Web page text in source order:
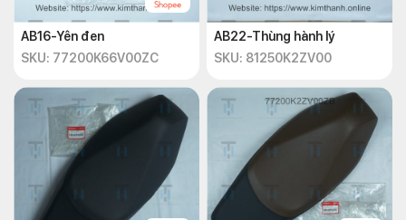
AB16-Yên đen
SKU: 77200K66V00ZC
AB22-Thùng hành lý
SKU: 81250K2ZV00